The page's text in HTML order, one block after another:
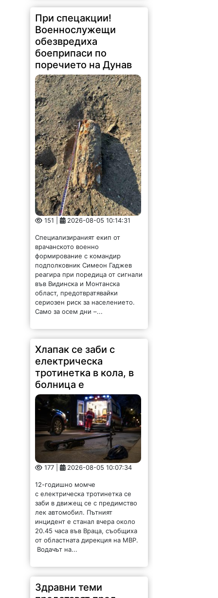
151 | 2026-08-05 10:14:31
Специализираният екип от
врачанското военно
формирование с командир
подполковник Симеон Гаджев
реагира при поредица от сигнали
във Видинска и Монтанска
област, предотвратявайки
сериозен риск за населението.
Хлапак се заби с
електрическа
тротинетка в кола, в
болница е
177 | 2026-08-05 10:07:34
12-годишно момче
с електрическа тротинетка се
заби в движещ се с предимство
лек автомобил. Пътният
инцидент е станал вчера около
20.45 часа във Враца, съобщиха
от областната дирекция на МВР.
Водачът на...
Здравни теми
представят пред
жителите на Бяла
Слатина